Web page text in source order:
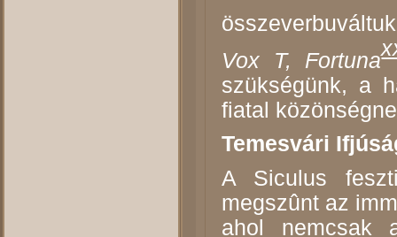
Vox T, Fortuna
szükségünk, a
fiatal
Temesvári
A Siculus
megszûnt az
ahol nemcsak